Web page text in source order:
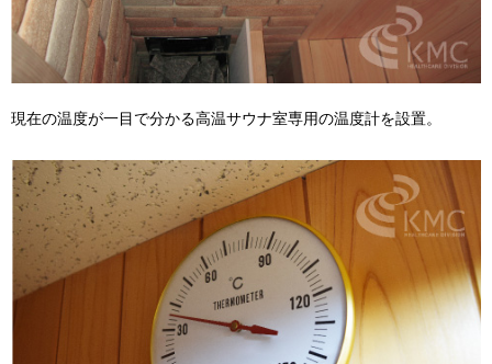
現在の温度が一目で分かる高温サウナ室専用の温度計を設置。